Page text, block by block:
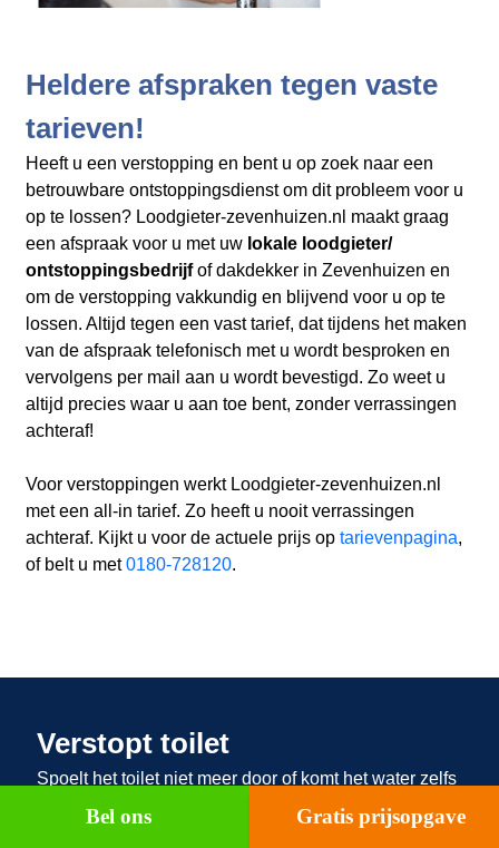
Heldere afspraken tegen vaste
tarieven!
Heeft u een verstopping en bent u op zoek naar een
betrouwbare ontstoppingsdienst om dit probleem voor u
op te lossen? Loodgieter-zevenhuizen.nl maakt graag
een afspraak voor u met uw lokale loodgieter/
ontstoppingsbedrijfof dakdekker in Zevenhuizen en
om de verstopping vakkundig en blijvend voor u op te
lossen. Altijd tegen een vast tarief, dat tijdens het maken
van de afspraak telefonisch met u wordt besproken en
vervolgens per mail aan u wordt bevestigd. Zo weet u
altijd precies waar u aan toe bent, zonder verrassingen
achteraf!
Voor verstoppingen werkt Loodgieter-zevenhuizen.nl
met een all-in tarief. Zo heeft u nooit verrassingen
achteraf. Kijkt u voor de actuele prijs op tarievenpagina,
of belt u met0180-728120.
Verstopt toilet
Spoelt het toilet niet meer door of komt het water zelfs
omhoog? Loodgieter-zevenhuizen.nl
is u graag van
dienst om deze verstopping zo spoedig mogelijk te
Bel ons Gratis prijsopgave